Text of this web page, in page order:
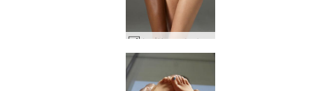
カプリース＆バレリー プロトタイプ #2